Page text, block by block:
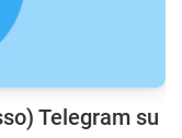
Telegram su